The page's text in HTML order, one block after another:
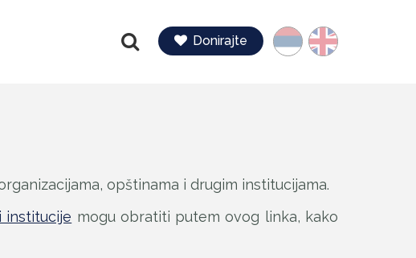
Jezik
Donirajte
Pretraga
opštinama i drugim institucijama.
institucije mogu obratiti putem ovog linka, kako